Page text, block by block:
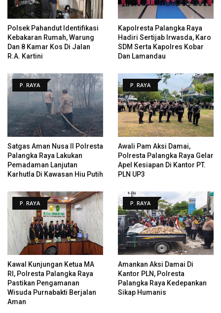
Polsek Pahandut Identifikasi
Kebakaran Rumah, Warung
Dan 8 Kamar Kos Di Jalan
R.A. Kartini
Kapolresta Palangka Raya
Hadiri Sertijab Irwasda, Karo
SDM Serta Kapolres Kobar
Dan Lamandau
P. RAYA
Satgas Aman Nusa II Polresta
Palangka Raya Lakukan
Pemadaman Lanjutan
Karhutla Di Kawasan Hiu Putih
P. RAYA
Awali Pam Aksi Damai,
Polresta Palangka Raya Gelar
Apel Kesiapan Di Kantor PT.
PLN UP3
P. RAYA
Kawal Kunjungan Ketua MA
RI, Polresta Palangka Raya
Pastikan Pengamanan
Wisuda Purnabakti Berjalan
Aman
P. RAYA
Amankan Aksi Damai Di
Kantor PLN, Polresta
Palangka Raya Kedepankan
Sikap Humanis